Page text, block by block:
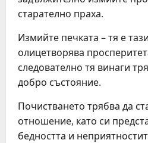
старателно праха.
Измийте печката – тя е
олицетворява
следователно тя винаги
добро състояние.
Почистването трябва да
отношение, като си
бедността и